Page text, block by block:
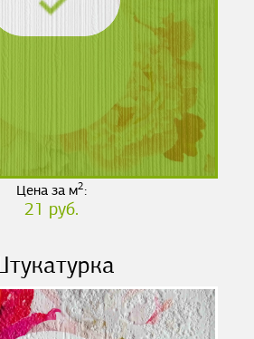
Цена за м2:
21 руб.